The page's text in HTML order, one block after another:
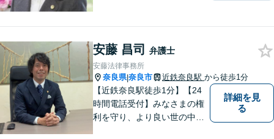
お任せください！あなたのお
悩み、とことんお聞きしま
す。
安藤 昌司 弁護士
安藤法律事務所
奈良県|奈良市 近鉄奈良駅 から徒歩1分
【近鉄奈良駅徒歩1分】【24
時間電話受付】みなさまの権
利を守り、より良い世の中に
詳細を見
る